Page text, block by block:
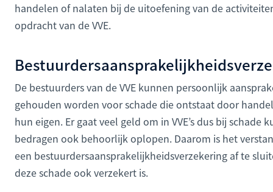
handelen of nalaten bij de uitoefening van de
opdracht van de VVE.
De bestuurders van de VVE kunnen persoonlijk
gehouden worden voor schade die ontstaat door
hun eigen. Er gaat veel geld om in VVE’s dus bij schade
bedragen ook behoorlijk oplopen. Daarom is het
een bestuurdersaansprakelijkheidsverzekering af te
deze schade ook verzekert is.